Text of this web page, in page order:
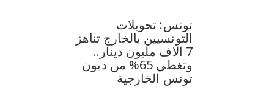
تونس: تحويلات
التونسيين بالخارج تناهز
7 الاف مليون دينار..
وتغطي 65% من ديون
تونس الخارجية